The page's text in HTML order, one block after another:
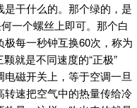
干什么的。那个绿的，是
一个螺丝上即可。那个白
每一秒钟互换60次，称为
就是不同速度的“正极”
磁开关上，等于空调一旦
速把空气中的热量传给冷